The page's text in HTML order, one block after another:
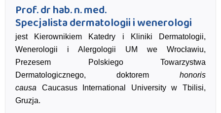
Prof. dr hab. n. med.
Specjalista dermatologii i wenerologi
jest Kierownikiem Katedry i Kliniki Dermatologii,
Wenerologii i Alergologii UM we Wrocławiu,
Prezesem Polskiego Towarzystwa
Dermatologicznego, doktorem honoris
causa Caucasus International University w Tbilisi,
Gruzja.